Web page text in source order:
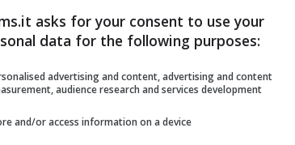
scena in lontananza e corre in
asks for your consent to use your
data for the following purposes:
advertising and content, advertising and content
audience research and services development
and/or access information on a device